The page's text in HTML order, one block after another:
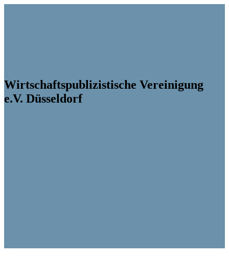
Wirtschaftspublizistische Vereinigung
e.V. Düsseldorf